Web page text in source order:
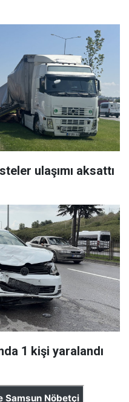
ulaşımı aksattı
1 kişi yaralandı